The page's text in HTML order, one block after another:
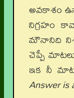
అవకాశం
నిగ్రహం
మౌనానిది
చెప్పే
ఇక నీ
Answer is